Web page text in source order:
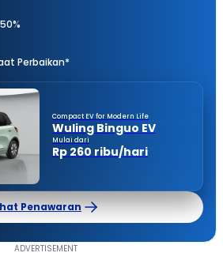
Perbaikan*
Compact EV for Modern Life
Wuling Binguo EV
Mulai dari
Rp 260 ribu/hari
Penawaran